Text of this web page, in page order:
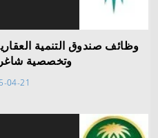
وتخصصية
04-21